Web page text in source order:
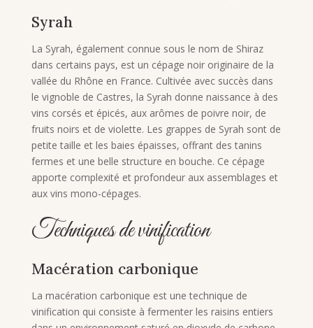
Syrah
La Syrah, également connue sous le nom de Shiraz
dans certains pays, est un cépage noir originaire de la
vallée du Rhône en France. Cultivée avec succès dans
le vignoble de Castres, la Syrah donne naissance à des
vins corsés et épicés, aux arômes de poivre noir, de
fruits noirs et de violette. Les grappes de Syrah sont de
petite taille et les baies épaisses, offrant des tanins
fermes et une belle structure en bouche. Ce cépage
apporte complexité et profondeur aux assemblages et
aux vins mono-cépages.
Techniques de vinification
Macération carbonique
La macération carbonique est une technique de
vinification qui consiste à fermenter les raisins entiers